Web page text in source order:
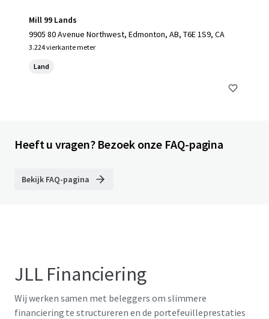
Mill 99 Lands
9905 80 Avenue Northwest, Edmonton, AB, T6E 1S9, CA
3.224 vierkante meter
Land
Heeft u vragen? Bezoek onze FAQ-pagina
Bekijk FAQ-pagina
JLL Financiering
Wij werken samen met beleggers om slimmere
financiering te structureren en de portefeuilleprestaties